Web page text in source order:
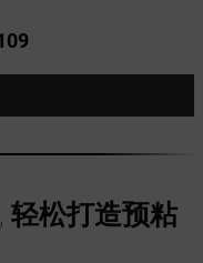
轻松打造预粘